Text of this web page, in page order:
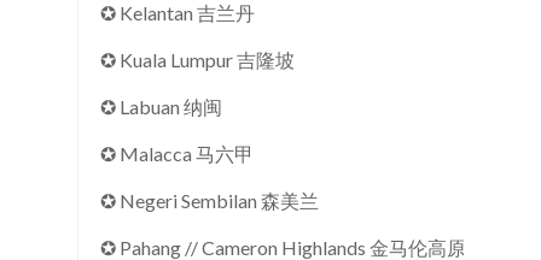
✪ Kelantan 吉兰丹
✪ Kuala Lumpur 吉隆坡
✪ Labuan 纳闽
✪ Malacca 马六甲
✪ Negeri Sembilan 森美兰
✪ Pahang // Cameron Highlands 金马伦高原